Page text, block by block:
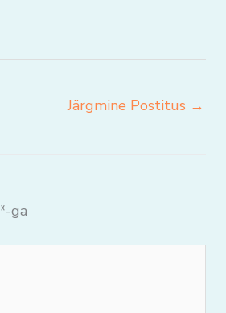
Järgmine Postitus →
*-ga